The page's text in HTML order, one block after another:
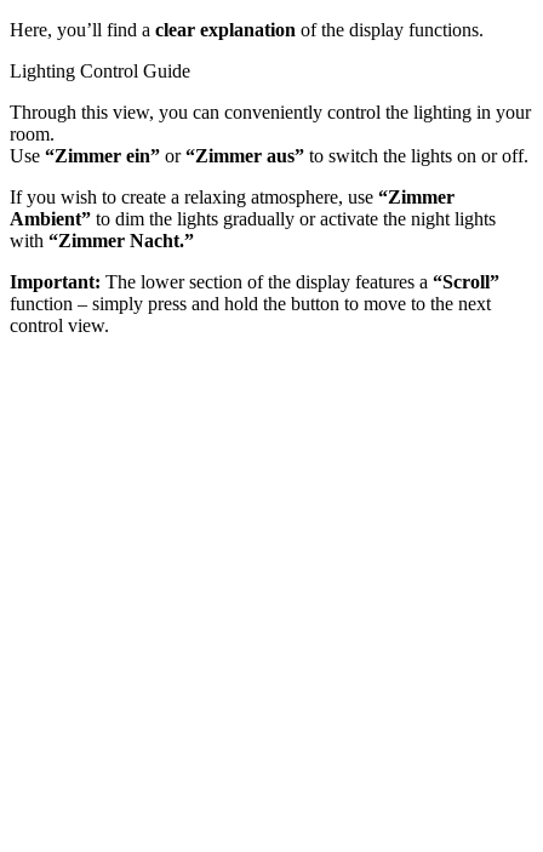
Here, you’ll find a clear explanation of the display functions.
Lighting Control Guide
Through this view, you can conveniently control the lighting in your
room.
Use “Zimmer ein” or“Zimmer aus” to switch the lights on or off.
If you wish to create a relaxing atmosphere, use “Zimmer
Ambient” to dim the lights gradually or activate the night lights
with “Zimmer Nacht.”
Important: The lower section of the display features a “Scroll”
function – simply press and hold the button to move to the next
control view.